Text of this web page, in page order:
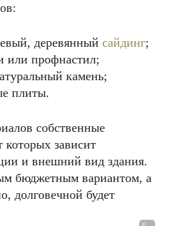
деревянный сайдинг;
или профнастил;
камень;
плиты.
собственные
которых зависит
и внешний вид здания.
бюджетным вариантом, а
долговечной будет